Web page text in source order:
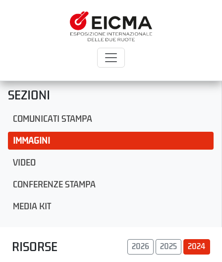
SEZIONI
COMUNICATI STAMPA
IMMAGINI
VIDEO
CONFERENZE STAMPA
MEDIA KIT
RISORSE 2026 2025 2024